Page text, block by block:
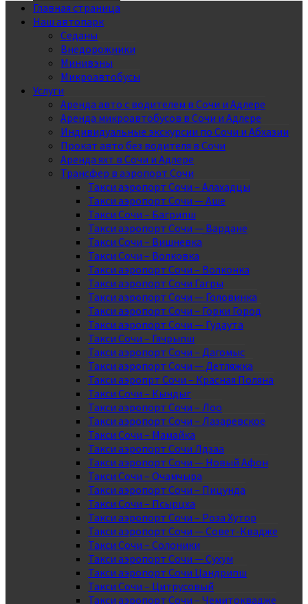
Главная страница
Наш автопарк
Седаны
Внедорожники
Минивэны
Микроавтобусы
Услуги
Аренда авто с водителем в Сочи и Адлере
Аренда микроавтобусов в Сочи и Адлере
Индивидуальные экскурсии по Сочи и Абхазии
Прокат авто без водителя в Сочи
Аренда яхт в Сочи и Адлере
Трансфер в аэропорт Сочи
Такси аэропорт Сочи – Алахадцы
Такси аэропорт Сочи — Аше
Такси Сочи – Багрипш
Такси аэропорт Сочи — Вардане
Такси Сочи – Вишневка
Такси Сочи – Волковка
Такси аэропорт Сочи – Волконка
Такси аэропорт Сочи Гагры
Такси аэропорт Сочи — Головинка
Такси аэропорт Сочи – Горки Город
Такси аэропорт Сочи — Гудаута
Такси Сочи – Гячрыпш
Такси аэропорт Сочи – Дагомыс
Такси аэропорт Сочи — Детляжка
Такси аэропрт Сочи – Красная Поляна
Такси Сочи – Кындыг
Такси аэропорт Сочи – Лоо
Такси аэропорт Сочи – Лазаревское
Такси Сочи – Мамайка
Такси аэропорт Сочи Лдзаа
Такси аэропорт Сочи — Новый Афон
Такси Сочи – Очамчыра
Такси аэропорт Сочи – Пицунда
Такси Сочи – Псырцха
Такси аэропорт Сочи – Роза Хутор
Такси аэропорт Сочи — Совет-Квадже
Такси Сочи – Солоники
Такси аэропорт Сочи — Сухум
Такси аэропорт Сочи Цандрипш
Такси Сочи – Цитрусовый
Такси аэропорт Сочи – Чемитоквадже